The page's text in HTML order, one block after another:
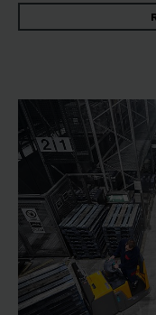
kur įmonės viduje
- sandėlyje ar
kaip patyręs
kelti, krauti, vilkti
elektrinėms,
Jums pats
vežimėlis? Kartu
techniką: Mūsų
Ji apima visų rūšių
užsakymų
priekabomis ir